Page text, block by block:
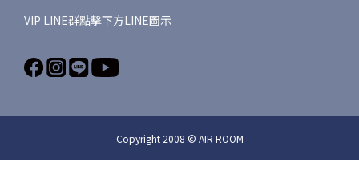
VIP LINE群點擊下方LINE圖示
Copyright 2008 © AIR ROOM